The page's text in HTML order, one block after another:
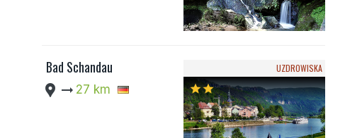
Bad Schandau
location_pin arrow_right_alt 27 km
UZDROWISKA
starstar